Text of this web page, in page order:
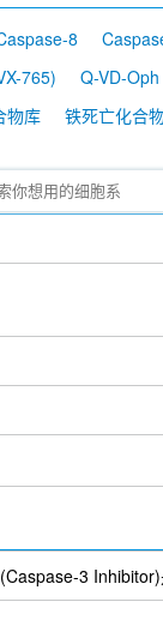
8
765)
Q-VD-Oph
Cleaved
Caspase3 p12
物库 铁死亡化合
3